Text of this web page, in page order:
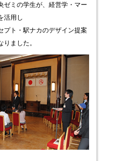
ゼミの学生が、経営学・マー
活用し
プト・駅ナカのデザイン提案
りました。